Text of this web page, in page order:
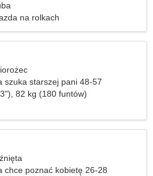
na rolkach
szuka starszej pani 48-57
82 kg (180 funtów)
chce poznać kobietę 26-28